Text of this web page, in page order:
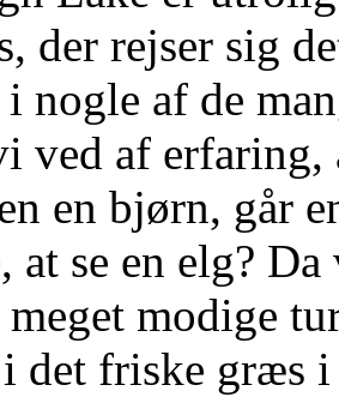
der rejser sig
nogle af de
ved af erfaring,
en bjørn, går
at se en elg?
modige
det friske græs